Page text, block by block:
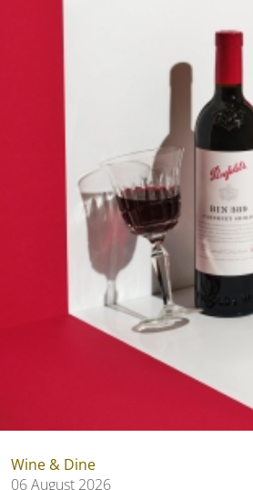
Wine & Dine
06 August 2026